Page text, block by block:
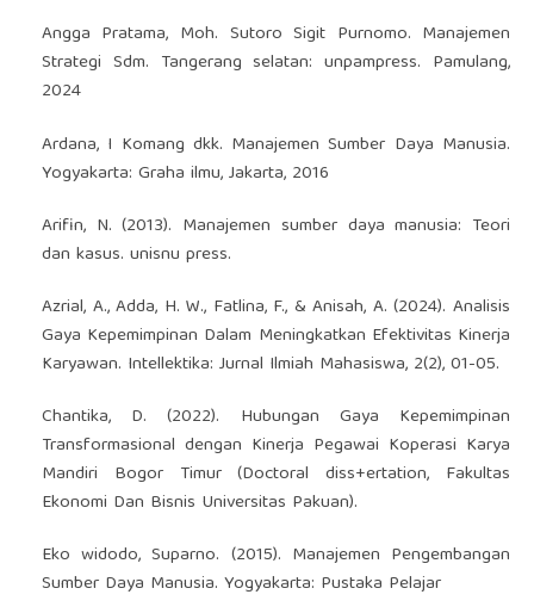
Angga Pratama, Moh. Sutoro Sigit Purnomo. Manajemen
Strategi Sdm. Tangerang selatan: unpampress. Pamulang,
2024
Ardana, I Komang dkk. Manajemen Sumber Daya Manusia.
Yogyakarta: Graha ilmu, Jakarta, 2016
Arifin, N. (2013). Manajemen sumber daya manusia: Teori
dan kasus. unisnu press.
Azrial, A., Adda, H. W., Fatlina, F., & Anisah, A. (2024). Analisis
Gaya Kepemimpinan Dalam Meningkatkan Efektivitas Kinerja
Karyawan. Intellektika: Jurnal Ilmiah Mahasiswa, 2(2), 01-05.
Chantika, D. (2022). Hubungan Gaya Kepemimpinan
Transformasional dengan Kinerja Pegawai Koperasi Karya
Mandiri Bogor Timur (Doctoral diss+ertation, Fakultas
Ekonomi Dan Bisnis Universitas Pakuan).
Eko widodo, Suparno. (2015). Manajemen Pengembangan
Sumber Daya Manusia. Yogyakarta: Pustaka Pelajar